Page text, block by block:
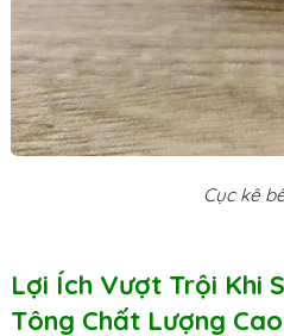
Cục kê
Lợi Ích Vượt Trội Khi
Tông Chất Lượng